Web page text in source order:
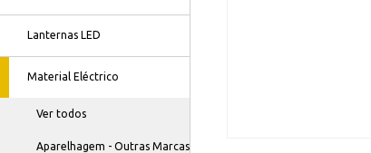
Lanternas LED
Material Eléctrico
Ver todos
Aparelhagem - Outras Marcas